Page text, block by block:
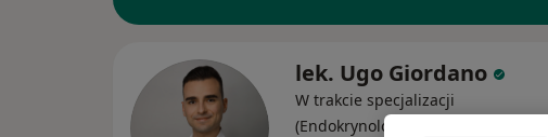
lek. Ugo Giordano
W trakcie specjalizacji
(Endokrynolog), Lekarz wykonujący